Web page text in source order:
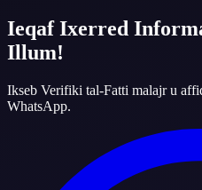
Ieqaf Ixerred
Illum!
Ikseb Verifiki tal-Fatti malajr u
WhatsApp.